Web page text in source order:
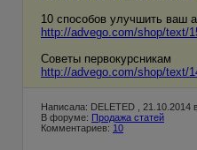
10 способов улучшить ваш
http://advego.com/shop/text/
Советы первокурсникам
http://advego.com/shop/text/
Написала: DELETED , 21.10.2014
В форуме: Продажа статей
Комментариев: 10